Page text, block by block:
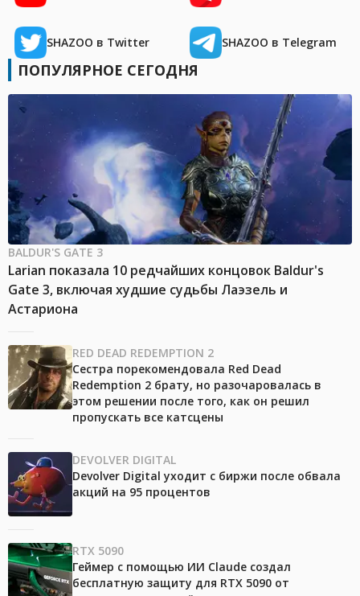
SHAZOO в Twitter SHAZOO в Telegram
ПОПУЛЯРНОЕ СЕГОДНЯ
BALDUR'S GATE 3
Larian показала 10 редчайших концовок Baldur's
Gate 3, включая худшие судьбы Лаэзель и
Астариона
RED DEAD REDEMPTION 2
Сестра порекомендовала Red Dead
Redemption 2 брату, но разочаровалась в
этом решении после того, как он решил
пропускать все катсцены
DEVOLVER DIGITAL
Devolver Digital уходит с биржи после обвала
акций на 95 процентов
RTX 5090
Геймер с помощью ИИ Claude создал
бесплатную защиту для RTX 5090 от